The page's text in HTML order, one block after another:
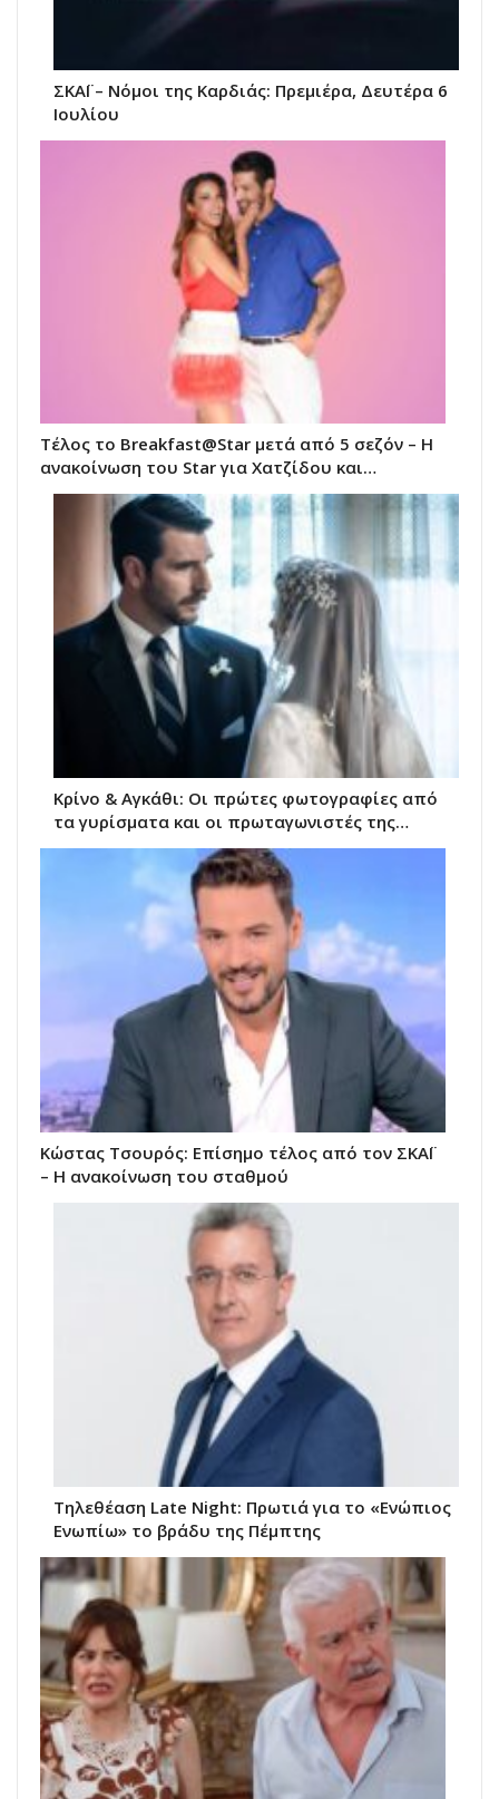
ΣΚΑΪ – Νόμοι της Καρδιάς: Πρεμιέρα, Δευτέρα 6
Ιουλίου
Τέλος το Breakfast@Star μετά από 5 σεζόν – Η
ανακοίνωση του Star για Χατζίδου και…
Κρίνο & Αγκάθι: Οι πρώτες φωτογραφίες από
τα γυρίσματα και οι πρωταγωνιστές της…
Κώστας Τσουρός: Επίσημο τέλος από τον ΣΚΑΪ
– Η ανακοίνωση του σταθμού
Τηλεθέαση Late Night: Πρωτιά για το «Ενώπιος
Ενωπίω» το βράδυ της Πέμπτης